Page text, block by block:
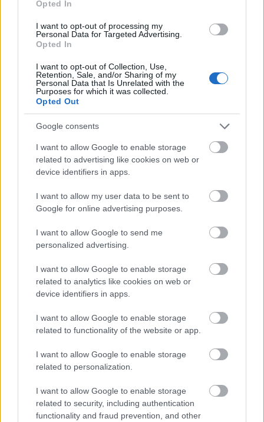
Opted In
I want to opt-out of processing my
Personal Data for Targeted Advertising.
Opted In
I want to opt-out of Collection, Use,
Retention, Sale, and/or Sharing of my
Personal Data that Is Unrelated with the
Purposes for which it was collected.
Opted Out
Google consents
I want to allow Google to enable storage
related to advertising like cookies on web or
device identifiers in apps.
I want to allow my user data to be sent to
Google for online advertising purposes.
I want to allow Google to send me
personalized advertising.
I want to allow Google to enable storage
related to analytics like cookies on web or
device identifiers in apps.
I want to allow Google to enable storage
related to functionality of the website or app.
I want to allow Google to enable storage
related to personalization.
I want to allow Google to enable storage
related to security, including authentication
functionality and fraud prevention, and other
mikor egészen egyedül vannak. Csak az alvó arcok
lehetnek ilyenek, sötétben, hogy senki nem kíméli
őket. Most azonban erre a népes társaságra, mely
együtt a tömeg képzelet-álmát alussza, ébren, éles
világosság derül. Köztük egy igazi alvó is, egy kövér
úr, kék lüszterkabátban, ki mázsás feje után hajolva,
mely folyton előre vonja a törzsét, minden
pillanatban bele akar zuhanni az alvás jótékony
örvényébe, de szegény tartva attól a balítélettől,
hogy színházban nem illik aludni, minden
pillanatban felriad.
Ezerszemű Cézár. Ilyen közelről. Külön-külön a szem
is nevetséges. Mihelyt figyel, elveszti érdekességét,
nyílt, becsületes, bamba lesz. Isteni nőszemek,
megtébolyodnék, ha csak nékem játszanának,
minden varázs nélkül valók, mint az üvegajtók kék
semmit se adnak maguktól, csak be akarnak valamit
fogadni. A férfiak szeme meg éppen rettenetes. Kerek
hajóablakok, kipuffadó kerti golyók vagy lapos
szörnyűségek. Leginkább két tükörtojás egy zsíros
rostélyoson. Ha sírnak, és itatják az egereket, akkor
elfog a düh. Zsebkendők repülnek elő, a szemek
kivörösödnek, mint a temetésen. Eddig, tekintve,
hogy ezren felül ülnek itt, vagy másfél liter sósvizet
locsolhattak el. Lekiáltok hangosan, hogy
vigasztaljam őket, beleszólok az előadásba, hogy
nem igaz az egész, sose búslakodjatok, de ők rám se
hederítenek.